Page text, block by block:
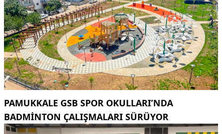
PAMUKKALE GSB SPOR OKULLARI’NDA
BADMINTON ÇALIŞMALARI SÜRÜYOR